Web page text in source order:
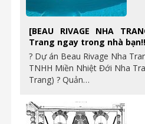
[BEAU RIVAGE NHA
Trang ngay trong nhà
? Dự án Beau Rivage Nha
TNHH Miền Nhiệt Đới Nha
Trang) ? Quản…